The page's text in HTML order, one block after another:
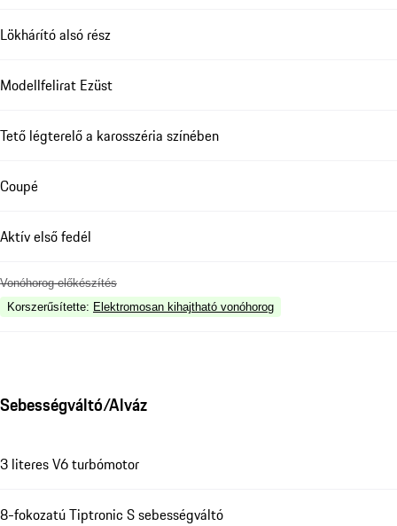
Lökhárító alsó rész
Modellfelirat Ezüst
Tető légterelő a karosszéria színében
Coupé
Aktív első fedél
Vonóhorog-előkészítés
Korszerűsítette: Elektromosan kihajtható vonóhorog
Sebességváltó/Alváz
3 literes V6 turbómotor
8-fokozatú Tiptronic S sebességváltó